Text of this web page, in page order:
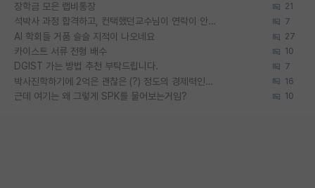
장학금 모은 랩비통장 21
석박사 과정 합격하고, 컨택했던교수님이 연락이 안됩니다... 7
AI 학회들 거품 슬슬 지적이 나오네요 27
카이스트 서류 전형 배수 10
DGIST 가는 방법 추천 부탁드립니다. 7
박사진학하기에 2억은 괜찮은 (?) 정도의 경제력인가요 16
근데 여기는 왜 그렇게 SPK를 물어보는거임? 10